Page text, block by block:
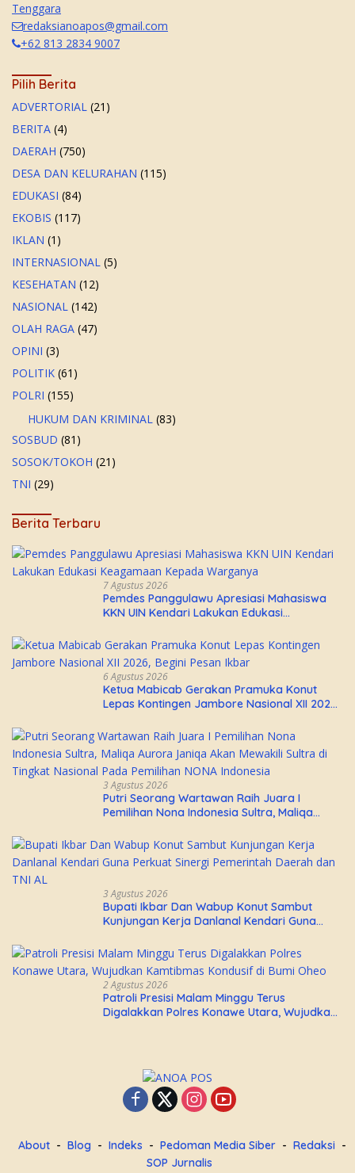
Tenggara
redaksianoapos@gmail.com
+62 813 2834 9007
Pilih Berita
ADVERTORIAL (21)
BERITA (4)
DAERAH (750)
DESA DAN KELURAHAN (115)
EDUKASI (84)
EKOBIS (117)
IKLAN (1)
INTERNASIONAL (5)
KESEHATAN (12)
NASIONAL (142)
OLAH RAGA (47)
OPINI (3)
POLITIK (61)
POLRI (155)
HUKUM DAN KRIMINAL (83)
SOSBUD (81)
SOSOK/TOKOH (21)
TNI (29)
Berita Terbaru
7 Agustus 2026
Pemdes Panggulawu Apresiasi Mahasiswa
KKN UIN Kendari Lakukan Edukasi
6 Agustus 2026
Ketua Mabicab Gerakan Pramuka Konut
Lepas Kontingen Jambore Nasional XII 2026,
3 Agustus 2026
Putri Seorang Wartawan ‎Raih Juara I
Pemilihan Nona Indonesia Sultra, Maliqa
Tingkat Nasional Pada Pemilihan NONA
Indonesia
3 Agustus 2026
Bupati Ikbar Dan Wabup Konut Sambut
Kunjungan Kerja Danlanal Kendari Guna
AL
2 Agustus 2026
Patroli Presisi Malam Minggu Terus
Digalakkan Polres Konawe Utara, Wujudkan
About Blog Indeks Pedoman Media Siber
Redaksi
SOP Jurnalis